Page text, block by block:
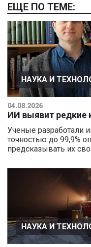
ЕЩЕ ПО ТЕМЕ:
НАУКА И
04.08.2026
ИИ выявит редкие
Ученые разработали
точностью до 99,9%
предсказывать их
НАУКА И